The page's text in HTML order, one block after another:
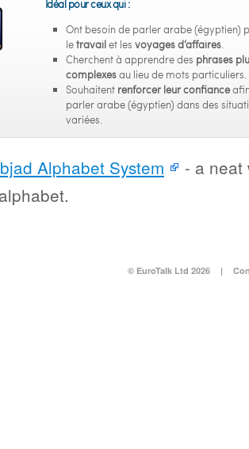
Idéal pour ceux qui :
Ont besoin de parler arabe (égyptien)
letravailet les voyages d’affaires.
Cherchent à apprendre des phrases
complexesau lieu de mots particuliers.
Souhaitent renforcer leur confiance
parler arabe (égyptien) dans des
variées.
Alphabet System
- a neat
© EuroTalk Ltd 2026 |